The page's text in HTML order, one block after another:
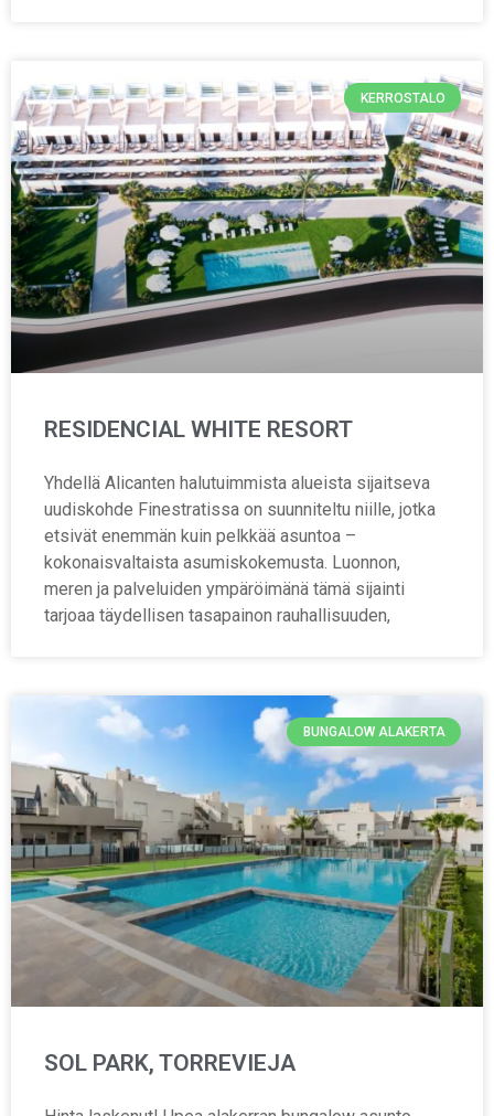
KERROSTALO
RESIDENCIAL WHITE RESORT
Yhdellä Alicanten halutuimmista alueista sijaitseva
uudiskohde Finestratissa on suunniteltu niille, jotka
etsivät enemmän kuin pelkkää asuntoa –
kokonaisvaltaista asumiskokemusta. Luonnon,
meren ja palveluiden ympäröimänä tämä sijainti
tarjoaa täydellisen tasapainon rauhallisuuden,
BUNGALOW ALAKERTA
SOL PARK, TORREVIEJA